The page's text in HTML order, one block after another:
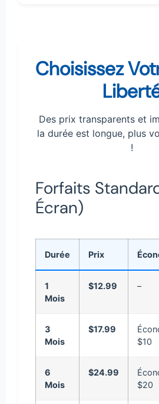
Choisissez
Des prix transparents et
la durée est longue, plus
!
Forfaits
Écran)
Durée Prix
1
Mois
$12.99 –
3
Mois
$17.99
$10
6
Mois
$24.99
$20